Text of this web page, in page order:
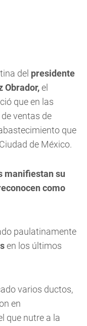
del presidente
Obrador,el
que en las
ventas de
que
de México.
manifiestan su
como
paulatinamente
en los últimos
varios ductos,
en
que nutre a la